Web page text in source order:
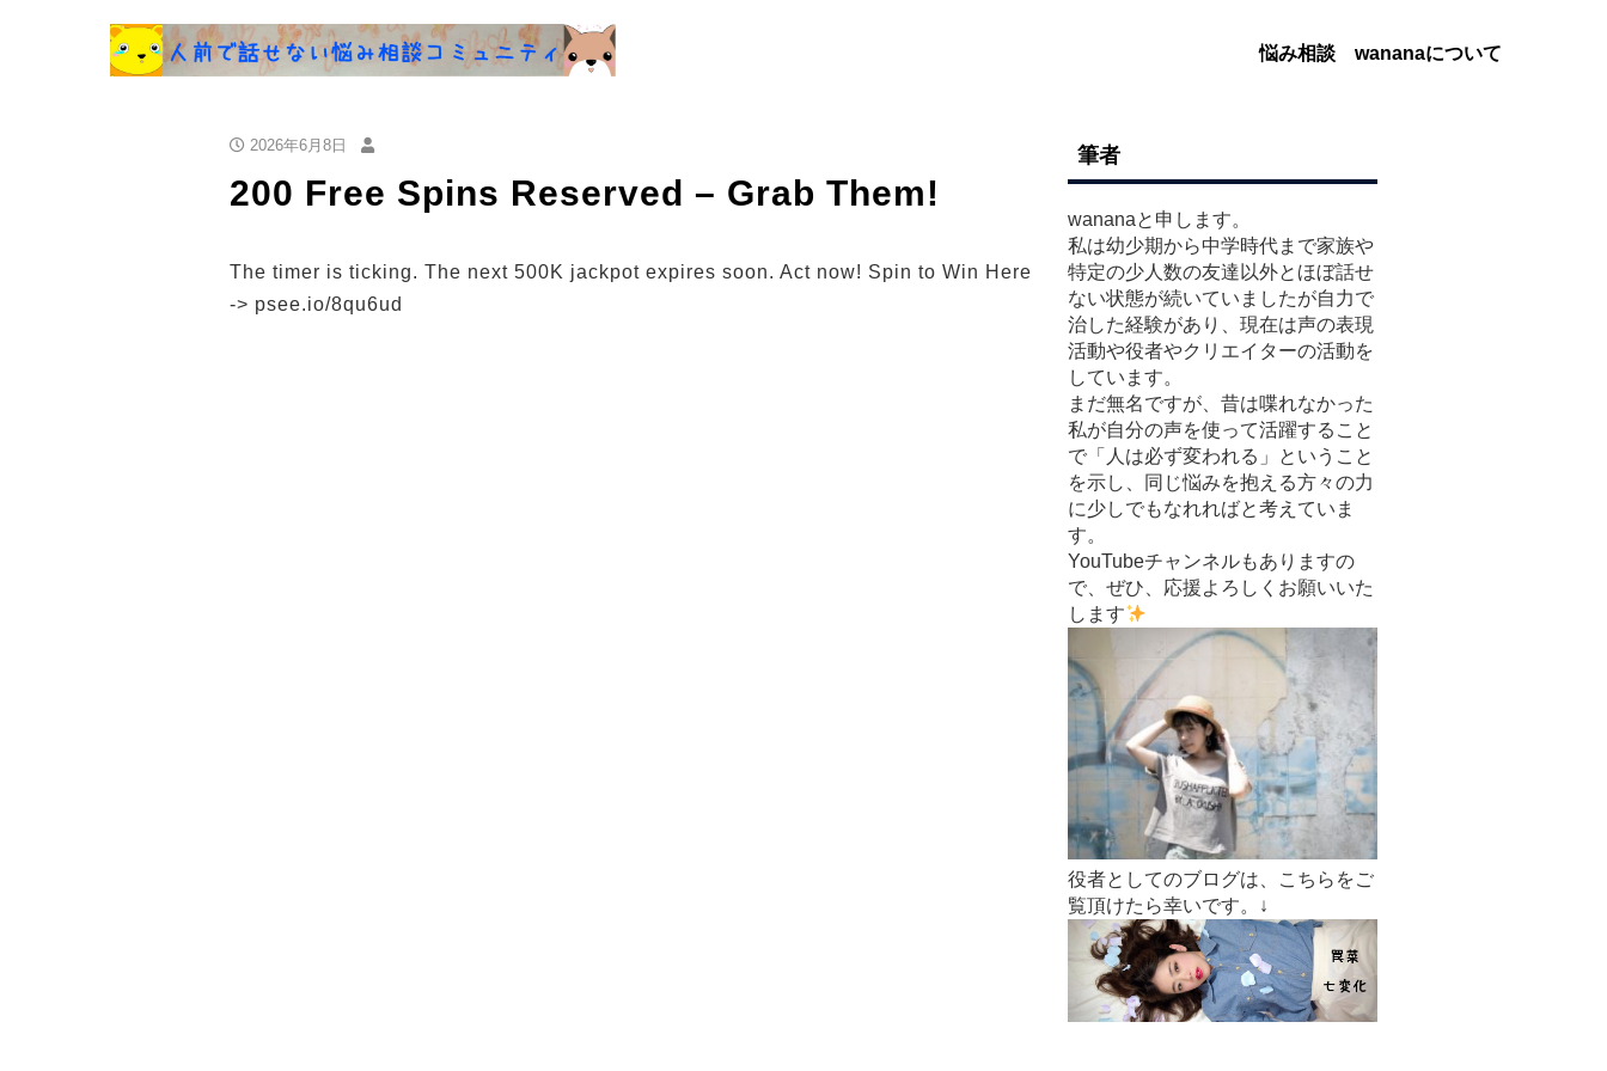
悩み相談 wananaについて
2026年6月8日
200 Free Spins Reserved – Grab Them!
The timer is ticking. The next 500K jackpot expires soon. Act now! Spin to Win Here
-> psee.io/8qu6ud
筆者
wananaと申します。
私は幼少期から中学時代まで家族や
特定の少人数の友達以外とほぼ話せ
ない状態が続いていましたが自力で
治した経験があり、現在は声の表現
活動や役者やクリエイターの活動を
しています。
まだ無名ですが、昔は喋れなかった
私が自分の声を使って活躍すること
で「人は必ず変われる」ということ
を示し、同じ悩みを抱える方々の力
に少しでもなれればと考えていま
す。
YouTubeチャンネルもありますの
で、ぜひ、応援よろしくお願いいた
します
役者としてのブログは、こちらをご
覧頂けたら幸いです。↓